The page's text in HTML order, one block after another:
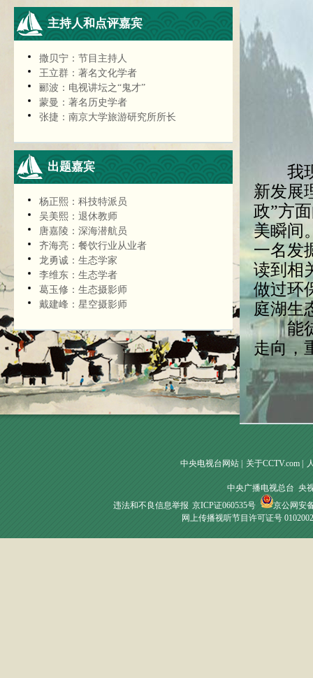
主持人和点评嘉宾
撒贝宁：节目主持人
王立群：著名文化学者
郦波：电视讲坛之“鬼才”
蒙曼：著名历史学者
张捷：南京大学旅游研究所所长
出题嘉宾
杨正熙：科技特派员
吴美熙：退休教师
唐嘉陵：深海潜航员
齐海亮：餐饮行业从业者
龙勇诚：生态学家
李维东：生态学者
葛玉修：生态摄影师
戴建峰：星空摄影师
我现
新发展
政”方
美瞬间
一名发
读到相
做过环
庭湖生
能徒手
走向，
中央电视台网站 关于CCTV.com
中央广播电视总台 央
违法和不良信息举报 京ICP证060535号
京公网安
网上传播视听节目许可证号